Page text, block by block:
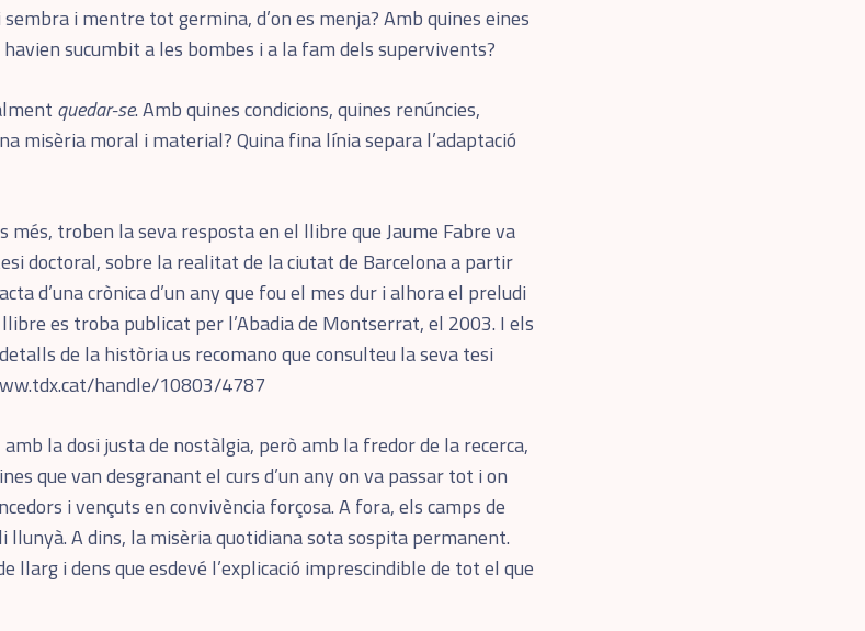
i mentre tot germina, d’on es menja? Amb quines eines
sucumbit a les bombes i a la fam dels supervivents?
quedar-se. Amb quines condicions, quines renúncies,
misèria moral i material? Quina fina línia separa l’adaptació
més, troben la seva resposta en el llibre que Jaume Fabre va
doctoral, sobre la realitat de la ciutat de Barcelona a partir
d’una crònica d’un any que fou el mes dur i alhora el preludi
es troba publicat per l’Abadia de Montserrat, el 2003. I els
de la història us recomano que consulteu la seva tesi
handle/10803/4787
la dosi justa de nostàlgia, però amb la fredor de la recerca,
que van desgranant el curs d’un any on va passar tot i on
i vençuts en convivència forçosa. A fora, els camps de
llunyà. A dins, la misèria quotidiana sota sospita permanent.
llarg i dens que esdevé l’explicació imprescindible de tot el que